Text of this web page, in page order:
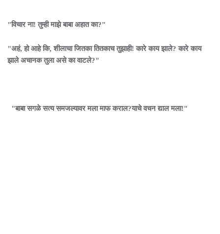
"विचार ना! तुम्ही माझे बाबा अहात का?"
"अहं, हो आहे कि, शीलाचा जितका तितकाच तुझाही! कारे काय झाले? कारे काय
झाले अचानक तुला असे का वाटले?"
"बाबा सगळे सत्य समजल्यावर मला माफ कराल?याचे वचन द्याल मला!"